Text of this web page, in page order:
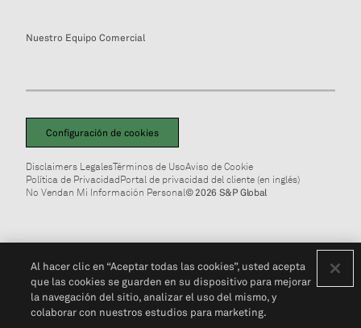
Nuestro Equipo Comercial
Configuración de cookies
Disclaimers LegalesTérminos de UsoAviso de Cookie
Política de PrivacidadPortal de privacidad del cliente (en inglés)
No Vendan Mi Información Personal© 2026 S&P Global
Al hacer clic en “Aceptar todas las cookies”, usted acepta
que las cookies se guarden en su dispositivo para mejorar
la navegación del sitio, analizar el uso del mismo, y
colaborar con nuestros estudios para marketing.